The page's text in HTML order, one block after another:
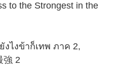
to the Strongest in the
ไงข้าก็เทพ ภาค 2,
強 2